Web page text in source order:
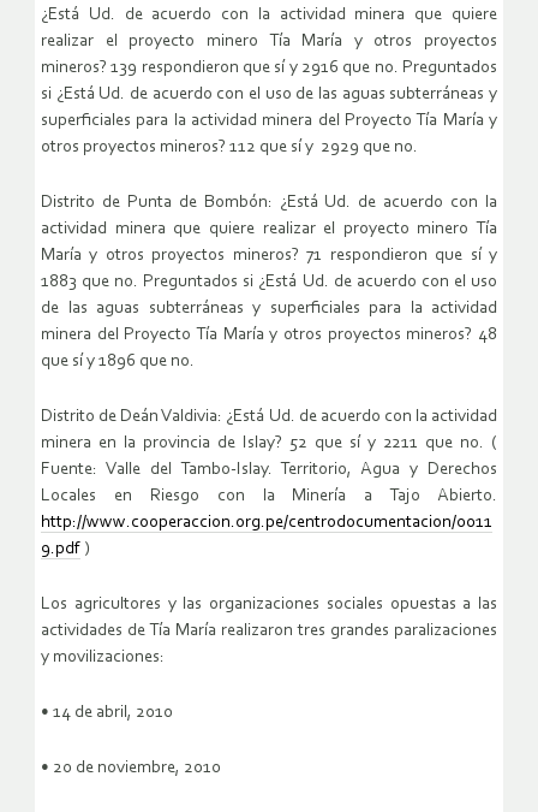
¿Está Ud. de acuerdo con la actividad minera que quiere
realizar el proyecto minero Tía María y otros proyectos
mineros? 139 respondieron que sí y 2916 que no. Preguntados
si ¿Está Ud. de acuerdo con el uso de las aguas subterráneas y
superficiales para la actividad minera del Proyecto Tía María y
otros proyectos mineros? 112 que sí y 2929 que no.
Distrito de Punta de Bombón: ¿Está Ud. de acuerdo con la
actividad minera que quiere realizar el proyecto minero Tía
María y otros proyectos mineros? 71 respondieron que sí y
1883 que no. Preguntados si ¿Está Ud. de acuerdo con el uso
de las aguas subterráneas y superficiales para la actividad
minera del Proyecto Tía María y otros proyectos mineros? 48
que sí y 1896 que no.
Distrito de Deán Valdivia: ¿Está Ud. de acuerdo con la actividad
minera en la provincia de Islay? 52 que sí y 2211 que no. (
Fuente: Valle del Tambo-Islay. Territorio, Agua y Derechos
Locales en Riesgo con la Minería a Tajo Abierto.
http://www.cooperaccion.org.pe/centrodocumentacion/0011
9.pdf )
Los agricultores y las organizaciones sociales opuestas a las
actividades de Tía María realizaron tres grandes paralizaciones
y movilizaciones:
• 14 de abril, 2010
• 20 de noviembre, 2010